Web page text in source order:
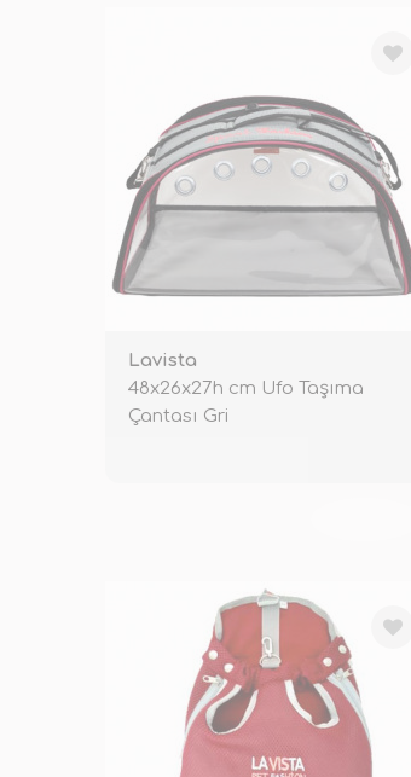
Lavista
48x26x27h cm Ufo Taşıma
Çantası Gri